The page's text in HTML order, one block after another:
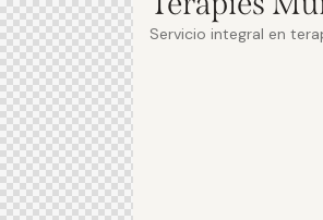
Servicio integral en